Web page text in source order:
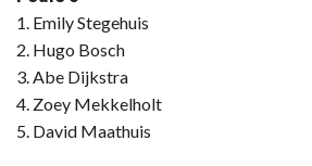
1. Emily Stegehuis
2. Hugo Bosch
3. Abe Dijkstra
4. Zoey Mekkelholt
5. David Maathuis